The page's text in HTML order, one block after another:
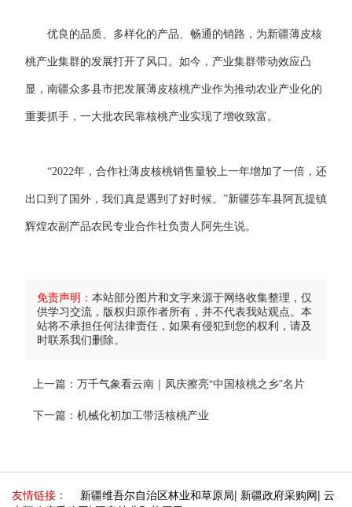
优良的品质、多样化的产品、畅通的销路，为新疆薄皮核
桃产业集群的发展打开了风口。如今，产业集群带动效应凸
显，南疆众多县市把发展薄皮核桃产业作为推动农业产业化的
重要抓手，一大批农民靠核桃产业实现了增收致富。
“2022年，合作社薄皮核桃销售量较上一年增加了一倍，还
出口到了国外，我们真是遇到了好时候。”新疆莎车县阿瓦提镇
辉煌农副产品农民专业合作社负责人阿先生说。
免责声明： 本站部分图片和文字来源于网络收集整理，仅
供学习交流，版权归原作者所有，并不代表我站观点。本
站将不承担任何法律责任，如果有侵犯到您的权利，请及
时联系我们删除。
上一篇： 万千气象看云南｜凤庆擦亮“中国核桃之乡”名片
下一篇： 机械化初加工带活核桃产业
友情链接： 新疆维吾尔自治区林业和草原局| 新疆政府采购网| 云